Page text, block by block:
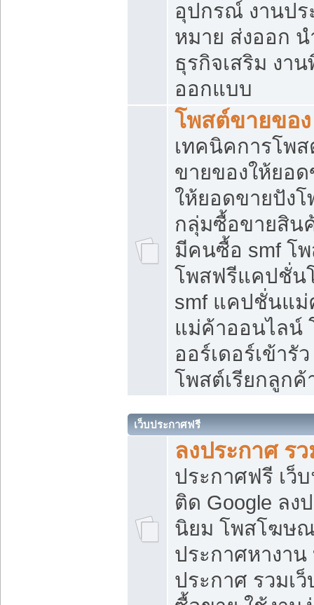
อุปกรณ์ งานป
หมาย ส่งออก น
ธุรกิจเสริม งา
ออกแบบ
โพสต์ขายของ
เทคนิคการโพ
ขายของให้ยอ
ให้ยอดขายปัง
กลุ่มซื้อขายสิน
มีคนซื้อ smf โ
โพสฟรีแคปชั่น
smf แคปชั่นแ
แม่ค้าออนไลน์
ออร์เดอร์เข้ารั
โพสต์เรียกลูกค้
เว็บประกาศฟรี
ลงประกาศ ร
ประกาศฟรี เว็
ติด Google ลง
นิยม โพสโฆษ
ประกาศหางาน
ประกาศ รวมเ